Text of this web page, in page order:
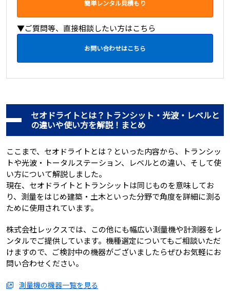
簡単レンタル見積もり
▼ご質問等、直接相談したい方はこちら
お問い合わせはこちら
セオドライトとは？トランシット・光波・レベルと
の違いや使い方を解説！まとめ
ここまで、セオドライトとは？といった内容から、トランシッ
トや光波・トータルステーション、レベルとの違い、そして使
い方について解説しました。
現在、セオドライトとトランシットは同じものを意味してお
り、測量をはじめ建築・土木といった分野で角度を詳細に測る
ために使用されています。
株式会社レックスでは、この他にも幅広い測量機や計測器をレ
ンタルでご提供しています。機種選定についてもご相談いただ
けますので、ご検討中の機器がございましたらぜひお気軽にお
問い合わせください。
測量機の機器一覧を見る